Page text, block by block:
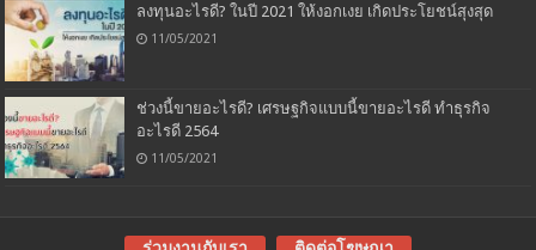
ลงทุนอะไรดี? ในปี 2021 ให้งอกเงย เกิดประโยชน์สุงสุด
11/05/2021
ช่วงนี้ขายอะไรดี? เศรษฐกิจแบบนี้ขายอะไรดี ทำธุรกิจ
อะไรดี 2564
11/05/2021